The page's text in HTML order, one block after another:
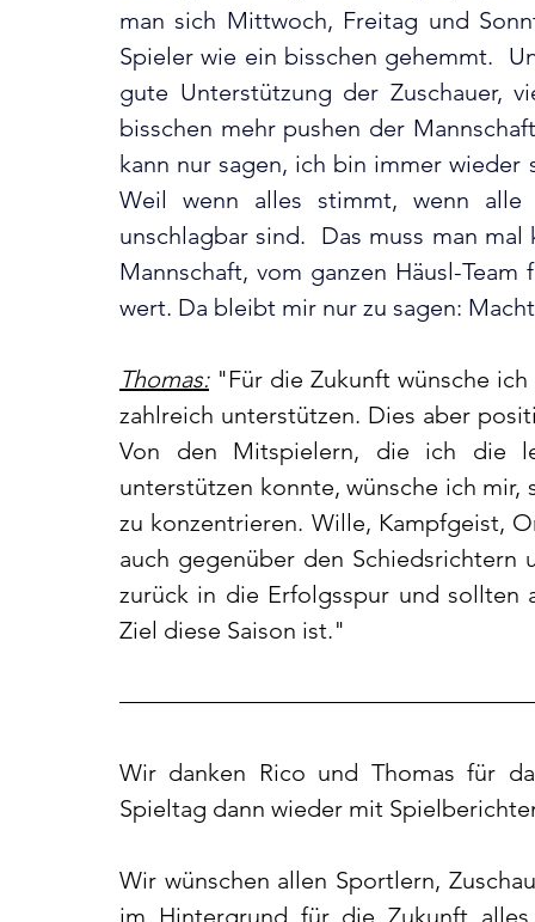
man sich Mittwoch, Freitag und
Spieler wie ein bisschen gehemmt.
gute Unterstützung der Zuschauer,
bisschen mehr pushen der
kann nur sagen, ich bin immer
Weil wenn alles stimmt, wenn
unschlagbar sind.  Das muss man
Mannschaft, vom ganzen Häusl-
wert. Da bleibt mir nur zu sagen:
Thomas: "Für die Zukunft wünsche ich
zahlreich unterstützen. Dies aber
Von den Mitspielern, die ich die
unterstützen konnte, wünsche ich
zu konzentrieren. Wille, Kampfgeist,
auch gegenüber den Schiedsrichtern
zurück in die Erfolgsspur und sollten
Ziel diese Saison ist."
Wir danken Rico und Thomas für
Spieltag dann wieder mit
Wir wünschen allen Sportlern,
im Hintergrund für die Zukunft